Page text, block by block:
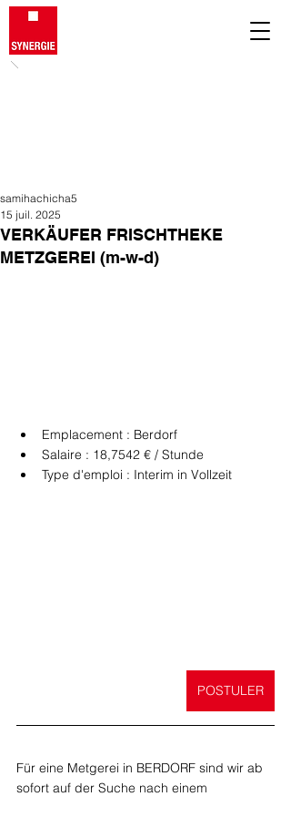
VERKÄUFER FRISCHTHEKE
METZGEREI (m-w-d)
samihachicha5
15 juil. 2025
Emplacement : Berdorf
Salaire : 18,7542 € / Stunde
Type d'emploi : Interim in Vollzeit
POSTULER
Für eine Metgerei in BERDORF sind wir ab
sofort auf der Suche nach einem